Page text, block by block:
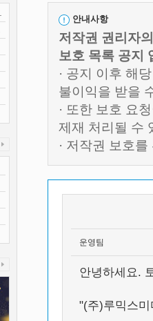
안내사항
저작권 권리자
보호 목록 공지
· 공지 이후 해
불이익을 받을
· 또한 보호 요
제재 처리될 수
· 저작권 보호
운영팀
안녕하세요.
"(주)루믹스